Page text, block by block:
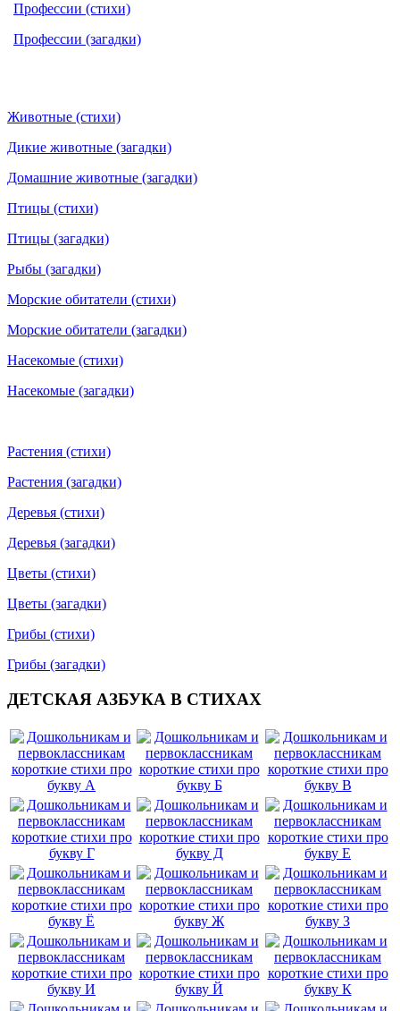
Профессии (стихи)
Профессии (загадки)
Животные (стихи)
Дикие животные (загадки)
Домашние животные (загадки)
Птицы (стихи)
Птицы (загадки)
Рыбы (загадки)
Морские обитатели (стихи)
Морские обитатели (загадки)
Насекомые (стихи)
Насекомые (загадки)
Растения (стихи)
Растения (загадки)
Деревья (стихи)
Деревья (загадки)
Цветы (стихи)
Цветы (загадки)
Грибы (стихи)
Грибы (загадки)
ДЕТСКАЯ АЗБУКА В СТИХАХ